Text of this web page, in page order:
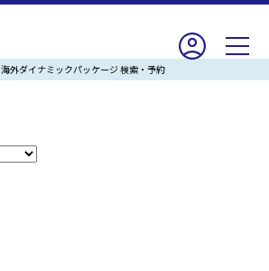
海外ダイナミックパッケージ 検索・予約